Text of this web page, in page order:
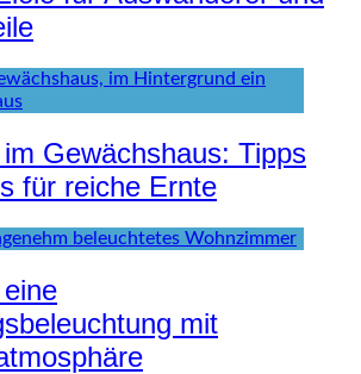
Gewächshaus: Tipps
für reiche Ernte
mit